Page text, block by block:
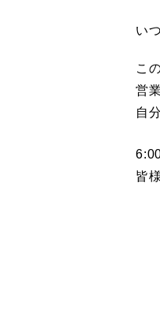
い
こ
営
自
皆